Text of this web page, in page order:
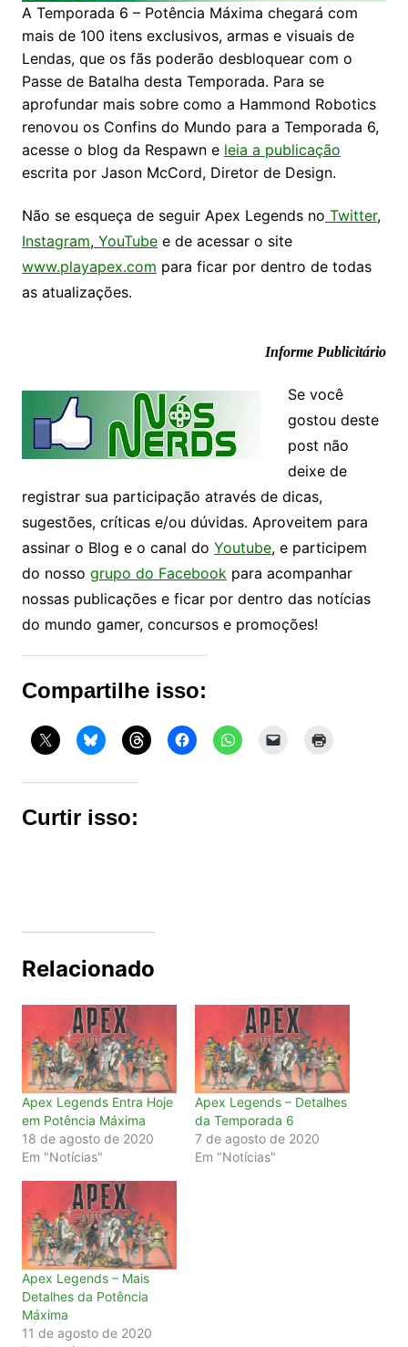
A Temporada 6 – Potência Máxima chegará com
mais de 100 itens exclusivos, armas e visuais de
Lendas, que os fãs poderão desbloquear com o
Passe de Batalha desta Temporada. Para se
aprofundar mais sobre como a Hammond Robotics
renovou os Confins do Mundo para a Temporada 6,
acesse o blog da Respawn e leia a publicação
escrita por Jason McCord, Diretor de Design.
Não se esqueça de seguir Apex Legends no Twitter,
Instagram,YouTubee de acessar o site
www.playapex.com para ficar por dentro de todas
as atualizações.
Informe Publicitário
Se você
gostou deste
post não
deixe de
registrar sua participação através de dicas,
sugestões, críticas e/ou dúvidas. Aproveitem para
assinar o Blog e o canal do Youtube, e participem
do nosso grupo do Facebook para acompanhar
nossas publicações e ficar por dentro das notícias
do mundo gamer, concursos e promoções!
Compartilhe isso:
Curtir isso:
Relacionado
Apex Legends Entra Hoje
em Potência Máxima
18 de agosto de 2020
Em "Notícias"
Apex Legends – Detalhes
da Temporada 6
7 de agosto de 2020
Em "Notícias"
Apex Legends – Mais
Detalhes da Potência
Máxima
11 de agosto de 2020